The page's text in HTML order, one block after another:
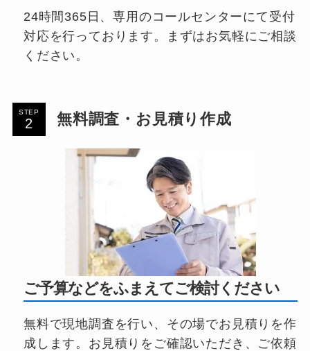
24時間365日、専用のコールセンターにて受付
対応を行っております。まずはお気軽にご相談
ください。
STEP 無料調査・お見積り作成
ご予算などをふまえてご検討ください
無料で現地調査を行い、その場でお見積りを作
成します。お見積りをご確認いただき、ご依頼